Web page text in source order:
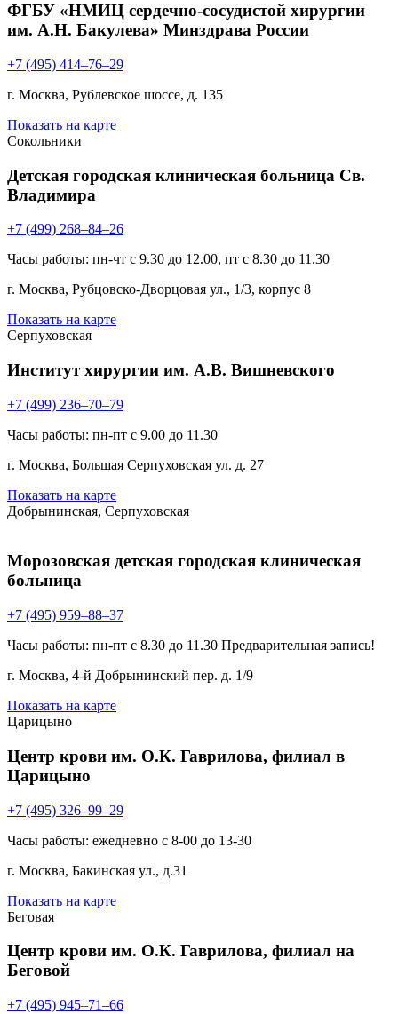
ФГБУ «НМИЦ сердечно-сосудистой хирургии
им. А.Н. Бакулева» Минздрава России
+7 (495) 414–76–29
г. Москва, Рублевское шоссе, д. 135
Показать на карте
Сокольники
Детская городская клиническая больница Св.
Владимира
+7 (499) 268–84–26
Часы работы: пн-чт с 9.30 до 12.00, пт с 8.30 до 11.30
г. Москва, Рубцовско-Дворцовая ул., 1/3, корпус 8
Показать на карте
Серпуховская
Институт хирургии им. А.В. Вишневского
+7 (499) 236–70–79
Часы работы: пн-пт с 9.00 до 11.30
г. Москва, Большая Серпуховская ул. д. 27
Показать на карте
Добрынинская, Серпуховская
Морозовская детская городская клиническая
больница
+7 (495) 959–88–37
Часы работы: пн-пт с 8.30 до 11.30 Предварительная запись!
г. Москва, 4-й Добрынинский пер. д. 1/9
Показать на карте
Царицыно
Центр крови им. О.К. Гаврилова, филиал в
Царицыно
+7 (495) 326–99–29
Часы работы: ежедневно с 8-00 до 13-30
г. Москва, Бакинская ул., д.31
Показать на карте
Беговая
Центр крови им. О.К. Гаврилова, филиал на
Беговой
+7 (495) 945–71–66